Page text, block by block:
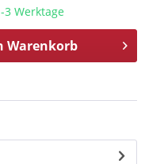
Werktage
Warenkorb